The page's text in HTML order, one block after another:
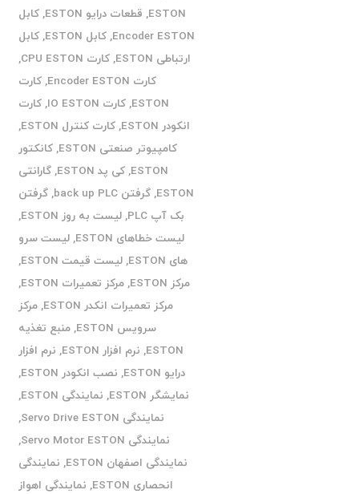
ESTON
, قطعات درایو ESTON ,کابل
Encoder ESTON
,کابل ESTON ,کابل
ارتباطی ESTON
,کارت CPU ESTON
,
کارت Encoder ESTON
,کارت
ESTON
,کارت IO ESTON ,کارت
انکودر ESTON
,کارت کنترل ESTON
,
کامپیوتر صنعتی ESTON
,کانکتور
ESTON
,کی پد ESTON ,گارانتی
ESTON
,گرفتن back up PLC ,گرفتن
بک آپ PLC
,لیست به روز ESTON
,
لیست خطاهای ESTON
,لیست سرو
های ESTON
,لیست قیمت ESTON
,
مرکز ESTON
,مرکز تعمیرات ESTON
,
مرکز تعمیرات انکدر ESTON
,مرکز
سرویس ESTON
,منبع تغذیه
ESTON
, نرم افزار ESTON , نرم افزار
درایو ESTON
, نصب انکودر ESTON
,
نمایشگر ESTON
, نمایندگی ESTON
,
نمایندگی Servo Drive ESTON
,
نمایندگی Servo Motor ESTON
,
نمایندگی اصفهان ESTON
, نمایندگی
انحصاری ESTON
, نمایندگی اهواز